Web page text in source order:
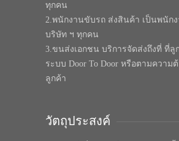
ทุกคน
2.พนักงานขับรถ ส่งสินค้า เป็นพนัก
บริษัท ฯ ทุกคน
3.ขนส่งเอกชน บริการจัดส่งถึงที่ ที่ลู
ระบบ Door To Door หรือตามความ
ลูกค้า
วัตถุประสงค์